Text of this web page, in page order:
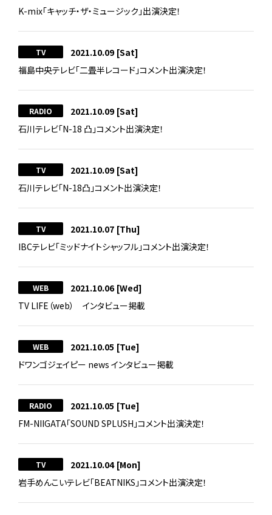
K-mix「キャッチ・ザ・ミュージック」出演決定！
TV 2021.10.09 [Sat]
福島中央テレビ「二畳半レコード」コメント出演決定！
RADIO 2021.10.09 [Sat]
石川テレビ「N-18 凸」コメント出演決定！
TV 2021.10.09 [Sat]
石川テレビ「N-18凸」コメント出演決定！
TV 2021.10.07 [Thu]
IBCテレビ「ミッドナイトシャッフル」コメント出演決定！
WEB 2021.10.06 [Wed]
TV LIFE（web） インタビュー掲載
WEB 2021.10.05 [Tue]
ドワンゴジェイピー news インタビュー掲載
RADIO 2021.10.05 [Tue]
FM-NIIGATA「SOUND SPLUSH」コメント出演決定！
TV 2021.10.04 [Mon]
岩手めんこいテレビ「BEATNIKS」コメント出演決定！